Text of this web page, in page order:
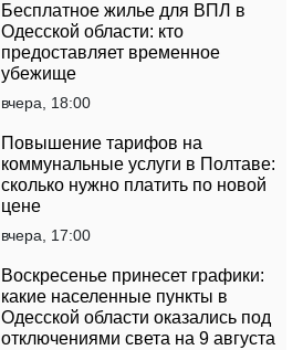
Бесплатное жилье для ВПЛ в
Одесской области: кто
предоставляет временное
убежище
вчера, 18:00
Повышение тарифов на
коммунальные услуги в Полтаве:
сколько нужно платить по новой
цене
вчера, 17:00
Воскресенье принесет графики:
какие населенные пункты в
Одесской области оказались под
отключениями света на 9 августа